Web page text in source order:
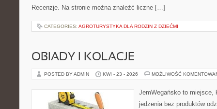
Recenzje. Na stronie można znaleźć liczne […]
CATEGORIES: AGROTURYSTYKA DLA RODZIN Z DZIEĆMI
OBIADY I KOLACJE
POSTED BY ADMIN KWI - 23 - 2026 MOŻLIWOŚĆ
JemWegańsko to miejsce,
jedzenia bez produktów